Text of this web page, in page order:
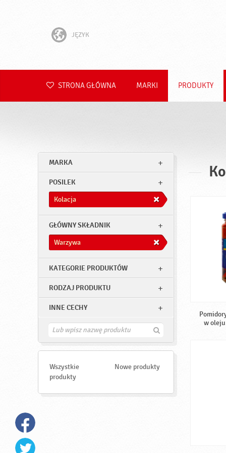
JĘZYK
Hrvatski
Română
Deutsch
STRONA GŁÓWNA MARKI PRODUKTY
MARKA
POSILEK
Kolacja
GŁÓWNY SKŁADNIK
Warzywa
KATEGORIE PRODUKTÓW
RODZAJ PRODUKTU
INNE CECHY
Z
d
Wszystkie
produkty
Nowe produkty
w oleju